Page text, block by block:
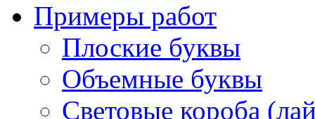
Примеры работ
Плоские буквы
Объемные буквы
Световые короба